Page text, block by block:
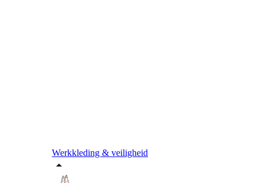
Werkkleding & veiligheid